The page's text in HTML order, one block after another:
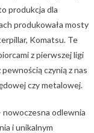
produkcja dla
produkowała mosty
Komatsu. Te
z pierwszej ligi
czynią z nas
czy metalowej.
nowoczesna odlewnia
i unikalnym